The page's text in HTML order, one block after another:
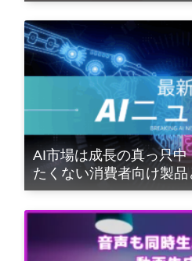
AI市場は成長の真っ只中
たくない消費者向け製品